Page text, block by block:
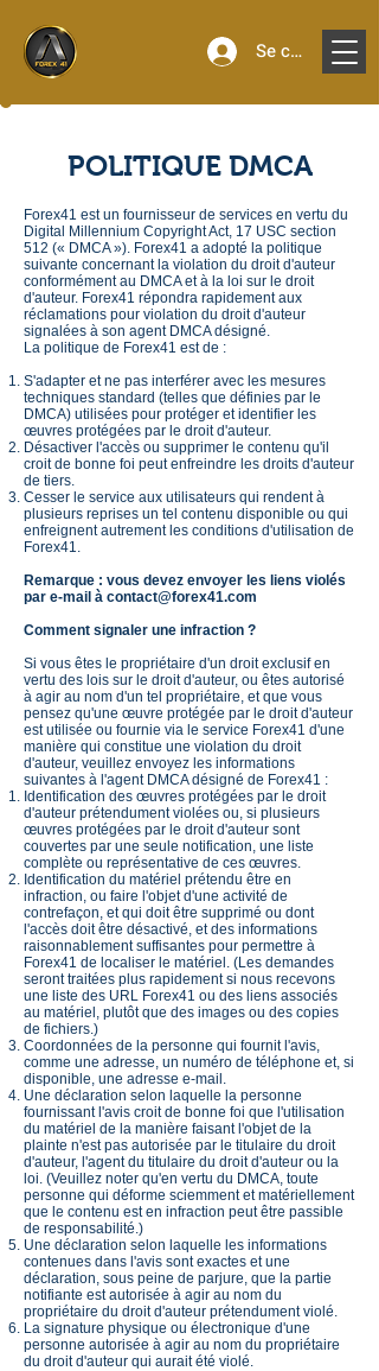
Se connecter
POLITIQUE DMCA
Forex41 est un fournisseur de services en vertu du
Digital Millennium Copyright Act, 17 USC section
512 (« DMCA »). Forex41 a adopté la politique
suivante concernant la violation du droit d'auteur
conformément au DMCA et à la loi sur le droit
d'auteur. Forex41 répondra rapidement aux
réclamations pour violation du droit d'auteur
signalées à son agent DMCA désigné.
La politique de Forex41 est de :
S'adapter et ne pas interférer avec les mesures
techniques standard (telles que définies par le
DMCA) utilisées pour protéger et identifier les
œuvres protégées par le droit d'auteur.
Désactiver l'accès ou supprimer le contenu qu'il
croit de bonne foi peut enfreindre les droits d'auteur
de tiers.
Cesser le service aux utilisateurs qui rendent à
plusieurs reprises un tel contenu disponible ou qui
enfreignent autrement les conditions d'utilisation de
Forex41.
Remarque : vous devez envoyer les liens violés
par e-mail à contact@forex41.com
Comment signaler une infraction ?
Si vous êtes le propriétaire d'un droit exclusif en
vertu des lois sur le droit d'auteur, ou êtes autorisé
à agir au nom d'un tel propriétaire, et que vous
pensez qu'une œuvre protégée par le droit d'auteur
est utilisée ou fournie via le service Forex41 d'une
manière qui constitue une violation du droit
d'auteur, veuillez envoyez les informations
suivantes à l'agent DMCA désigné de Forex41 :
Identification des œuvres protégées par le droit
d'auteur prétendument violées ou, si plusieurs
œuvres protégées par le droit d'auteur sont
couvertes par une seule notification, une liste
complète ou représentative de ces œuvres.
Identification du matériel prétendu être en
infraction, ou faire l'objet d'une activité de
contrefaçon, et qui doit être supprimé ou dont
l'accès doit être désactivé, et des informations
raisonnablement suffisantes pour permettre à
Forex41 de localiser le matériel. (Les demandes
seront traitées plus rapidement si nous recevons
une liste des URL Forex41 ou des liens associés
au matériel, plutôt que des images ou des copies
de fichiers.)
Coordonnées de la personne qui fournit l'avis,
comme une adresse, un numéro de téléphone et, si
disponible, une adresse e-mail.
Une déclaration selon laquelle la personne
fournissant l'avis croit de bonne foi que l'utilisation
du matériel de la manière faisant l'objet de la
plainte n'est pas autorisée par le titulaire du droit
d'auteur, l'agent du titulaire du droit d'auteur ou la
loi. (Veuillez noter qu'en vertu du DMCA, toute
personne qui déforme sciemment et matériellement
que le contenu est en infraction peut être passible
de responsabilité.)
Une déclaration selon laquelle les informations
contenues dans l'avis sont exactes et une
déclaration, sous peine de parjure, que la partie
notifiante est autorisée à agir au nom du
propriétaire du droit d'auteur prétendument violé.
La signature physique ou électronique d'une
personne autorisée à agir au nom du propriétaire
du droit d'auteur qui aurait été violé.